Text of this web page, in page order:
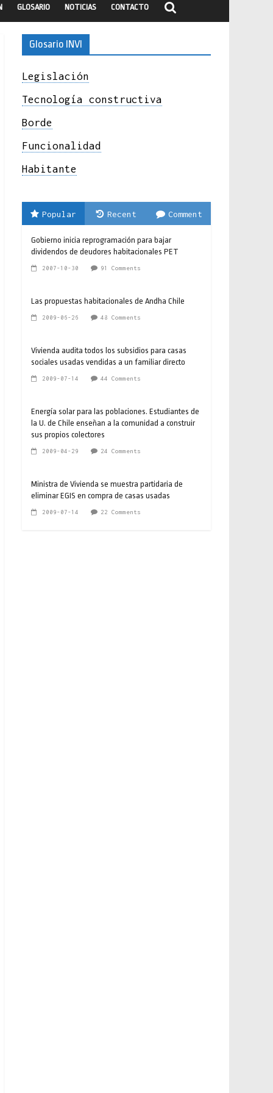
GLOSARIO NOTICIAS CONTACTO
Glosario INVI
Legislación
Tecnología constructiva
Borde
Funcionalidad
Habitante
Popular Recent Comment
Gobierno inicia reprogramación para bajar
dividendos de deudores habitacionales PET
2007-10-30 91 Comments
Las propuestas habitacionales de Andha Chile
2009-06-26 48 Comments
Vivienda audita todos los subsidios para casas
sociales usadas vendidas a un familiar directo
2009-07-14 44 Comments
Energía solar para las poblaciones. Estudiantes de
la U. de Chile enseñan a la comunidad a construir
sus propios colectores
2009-04-29 24 Comments
Ministra de Vivienda se muestra partidaria de
eliminar EGIS en compra de casas usadas
2009-07-14 22 Comments